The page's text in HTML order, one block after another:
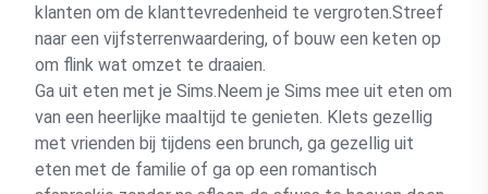
klanten om de klanttevredenheid te vergroten.Streef
naar een vijfsterrenwaardering, of bouw een keten op
om flink wat omzet te draaien.
Ga uit eten met je Sims.Neem je Sims mee uit eten om
van een heerlijke maaltijd te genieten. Klets gezellig
met vrienden bij tijdens een brunch, ga gezellig uit
eten met de familie of ga op een romantisch